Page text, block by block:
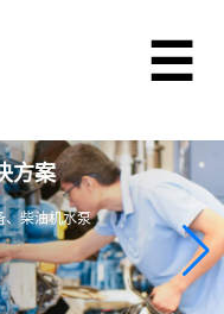
方案
、柴油机水泵